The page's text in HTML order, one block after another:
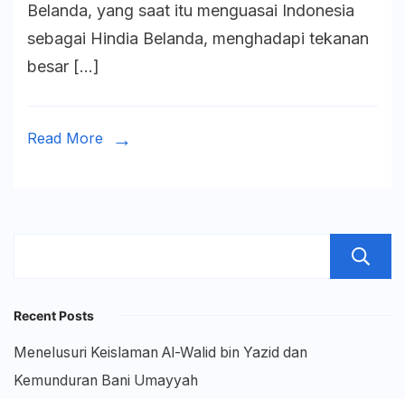
Jepang:
Makna
Belanda, yang saat itu menguasai Indonesia
sebagai Hindia Belanda, menghadapi tekanan
besar […]
Read More
Recent Posts
Menelusuri Keislaman Al-Walid bin Yazid dan
Kemunduran Bani Umayyah